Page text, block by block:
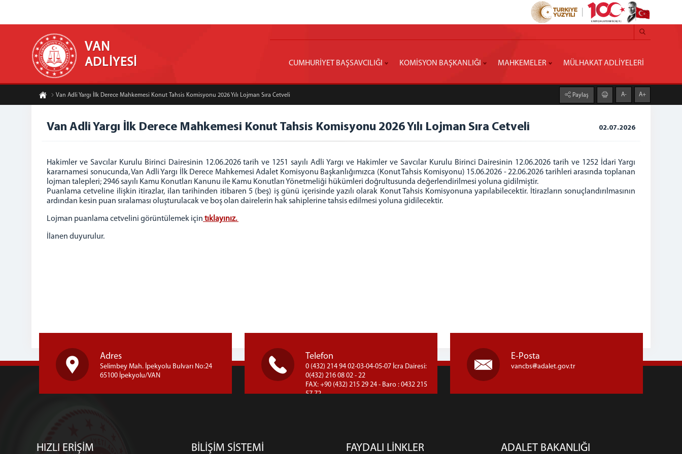
VAN
ADLİYESİ CUMHURİYET BAŞSAVCILIĞI KOMİSYON BAŞKANLIĞI MAHKEMELER MÜLHAKAT ADLİYELERİ
Van Adli Yargı İlk Derece Mahkemesi Konut Tahsis Komisyonu 2026 Yılı Lojman Sıra Cetveli Paylaş A- A+
Van Adli Yargı İlk Derece Mahkemesi Konut Tahsis Komisyonu 2026 Yılı Lojman Sıra Cetveli 02.07.2026
Hakimler ve Savcılar Kurulu Birinci Dairesinin 12.06.2026 tarih ve 1251 sayılı Adli Yargı ve Hakimler ve Savcılar Kurulu Birinci Dairesinin 12.06.2026 tarih ve 1252 İdari Yargı
kararnamesi sonucunda, Van Adli Yargı İlk Derece Mahkemesi Adalet Komisyonu Başkanlığımızca (Konut Tahsis Komisyonu) 15.06.2026 - 22.06.2026 tarihleri arasında toplanan
lojman talepleri; 2946 sayılı Kamu Konutları Kanunu ile Kamu Konutları Yönetmeliği hükümleri doğrultusunda değerlendirilmesi yoluna gidilmiştir.
Puanlama cetveline ilişkin itirazlar, ilan tarihinden itibaren 5 (beş) iş günü içerisinde yazılı olarak Konut Tahsis Komisyonuna yapılabilecektir. İtirazların sonuçlandırılmasının
ardından kesin puan sıralaması oluşturulacak ve boş olan dairelerin hak sahiplerine tahsis edilmesi yoluna gidilecektir.
Lojman puanlama cetvelini görüntülemek için tıklayınız.
İlanen duyurulur.
Adres
Selimbey Mah. İpekyolu Bulvarı No:24
65100 İpekyolu/VAN
Telefon
0 (432) 214 94 02-03-04-05-07 İcra Dairesi:
0(432) 216 08 02 - 22
FAX: +90 (432) 215 29 24 - Baro : 0432 215
57 72
E-Posta
vancbs adalet.gov.tr
HIZLI ERİŞİM BİLİŞİM SİSTEMİ FAYDALI LİNKLER ADALET BAKANLIĞI